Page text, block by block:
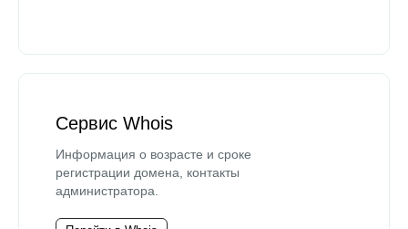
Сервис Whois
Информация о возрасте и сроке
регистрации домена, контакты
администратора.